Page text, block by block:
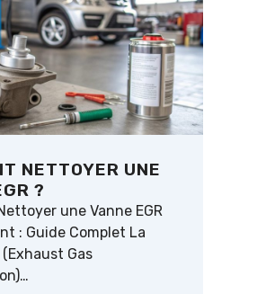
NETTOYER UNE
?
une Vanne EGR
: Guide Complet La
(Exhaust Gas